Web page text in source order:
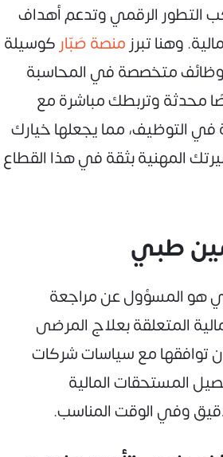
التطور الرقمي وتدعم أهداف
وهنا تبرز منصة صَبّار كوسيلة
وظائف متخصصة في المحاسبة
محدثة وتربطك مباشرة مع
في التوظيف، مما يجعلها خيارك
المهنية بثقة في هذا القطاع
هو المسؤول عن مراجعة
المتعلقة بعلاج المرضى
توافقها مع سياسات شركات
المستحقات المالية
وفي الوقت المناسب.